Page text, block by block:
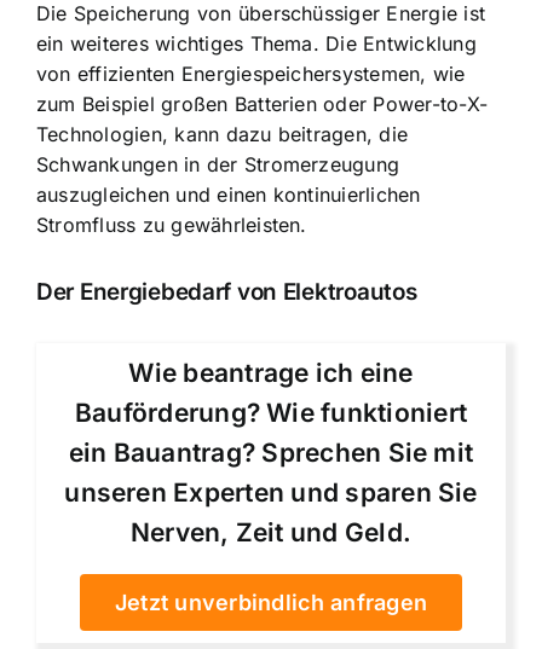
Die Speicherung von überschüssiger Energie ist
ein weiteres wichtiges Thema. Die Entwicklung
von effizienten Energiespeichersystemen, wie
zum Beispiel großen Batterien oder Power-to-X-
Technologien, kann dazu beitragen, die
Schwankungen in der Stromerzeugung
auszugleichen und einen kontinuierlichen
Stromfluss zu gewährleisten.
Der Energiebedarf von Elektroautos
Wie beantrage ich eine
Bauförderung? Wie funktioniert
ein Bauantrag? Sprechen Sie mit
unseren Experten und sparen Sie
Nerven, Zeit und Geld.
Jetzt unverbindlich anfragen